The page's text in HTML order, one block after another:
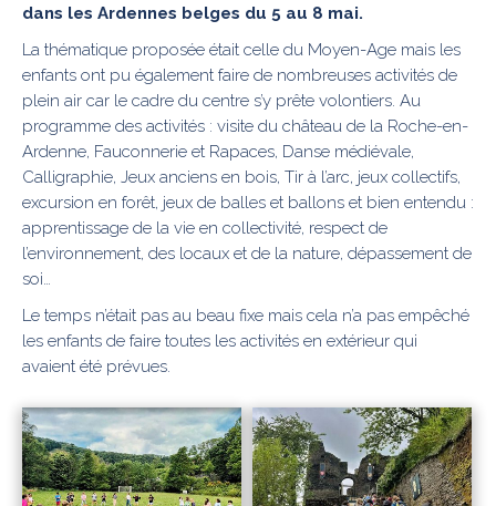
dans les Ardennes belges du 5 au 8 mai.
La thématique proposée était celle du Moyen-Age mais les
enfants ont pu également faire de nombreuses activités de
plein air car le cadre du centre s’y prête volontiers. Au
programme des activités : visite du château de la Roche-en-
Ardenne, Fauconnerie et Rapaces, Danse médiévale,
Calligraphie, Jeux anciens en bois, Tir à l’arc, jeux collectifs,
excursion en forêt, jeux de balles et ballons et bien entendu :
apprentissage de la vie en collectivité, respect de
l’environnement, des locaux et de la nature, dépassement de
soi…
Le temps n’était pas au beau fixe mais cela n’a pas empêché
les enfants de faire toutes les activités en extérieur qui
avaient été prévues.